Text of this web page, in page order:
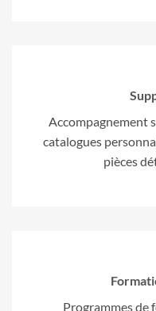
Accompagnement
catalogues
pièces
Programmes de